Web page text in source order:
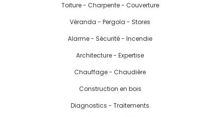
Toiture - Charpente - Couverture
Véranda - Pergola - Stores
Alarme - Sécurité - Incendie
Architecture - Expertise
Chauffage - Chaudière
Construction en bois
Diagnostics - Traitements